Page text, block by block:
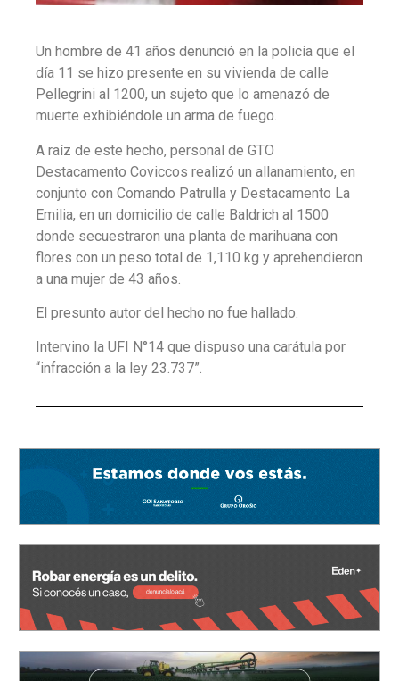
Un hombre de 41 años denunció en la policía que el
día 11 se hizo presente en su vivienda de calle
Pellegrini al 1200, un sujeto que lo amenazó de
muerte exhibiéndole un arma de fuego.
A raíz de este hecho, personal de GTO
Destacamento Coviccos realizó un allanamiento, en
conjunto con Comando Patrulla y Destacamento La
Emilia, en un domicilio de calle Baldrich al 1500
donde secuestraron una planta de marihuana con
flores con un peso total de 1,110 kg y aprehendieron
a una mujer de 43 años.
El presunto autor del hecho no fue hallado.
Intervino la UFI N°14 que dispuso una carátula por
“infracción a la ley 23.737”.